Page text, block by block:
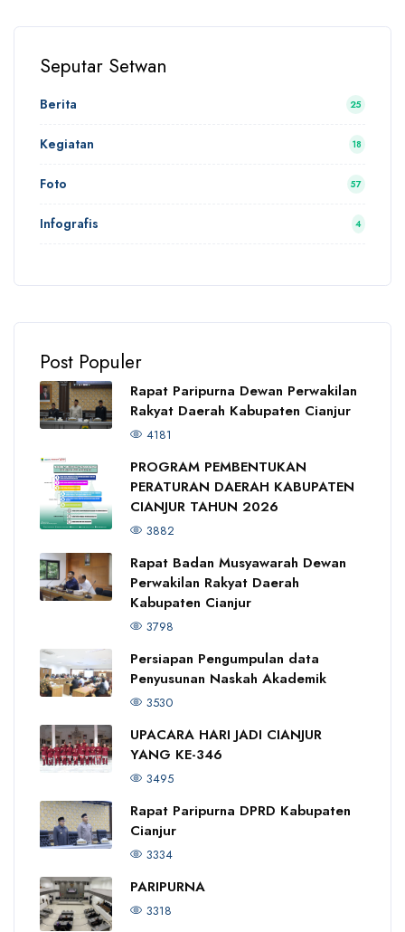
Seputar Setwan
Berita 25
Kegiatan 18
Foto 57
Infografis 4
Post Populer
Rapat Paripurna Dewan Perwakilan
Rakyat Daerah Kabupaten Cianjur
4181
PROGRAM PEMBENTUKAN
PERATURAN DAERAH KABUPATEN
CIANJUR TAHUN 2026
3882
Rapat Badan Musyawarah Dewan
Perwakilan Rakyat Daerah
Kabupaten Cianjur
3798
Persiapan Pengumpulan data
Penyusunan Naskah Akademik
3530
UPACARA HARI JADI CIANJUR
YANG KE-346
3495
Rapat Paripurna DPRD Kabupaten
Cianjur
3334
PARIPURNA
3318